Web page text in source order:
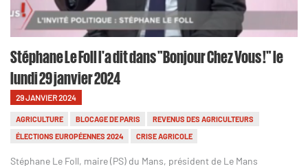
Stéphane Le Foll l'a dit dans "Bonjour Chez Vous !" le
lundi 29 janvier 2024
29 JANVIER 2024
AGRICULTURE BLOCAGE DE PARIS
REVENUS DES AGRICULTEURS
ÉLECTIONS EUROPÉENNES 2024
CRISE AGRICOLE
Stéphane Le Foll, maire (PS) du Mans, président de Le Mans